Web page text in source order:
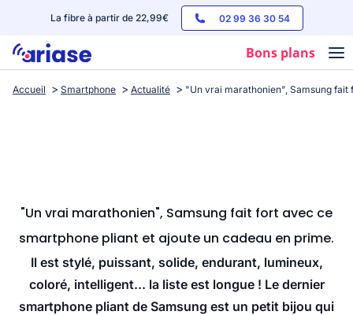
La fibre à partir de 22,99€ 02 99 36 30 54
Bons plans
Box internet
Streaming
Accueil Smartphone Actualité "Un vrai marathonien", Samsung
"Un vrai marathonien", Samsung fait fort avec ce
smartphone pliant et ajoute un cadeau en prime.
Il est stylé, puissant, solide, endurant, lumineux,
coloré, intelligent... la liste est longue ! Le dernier
smartphone pliant de Samsung est un petit bijou qui